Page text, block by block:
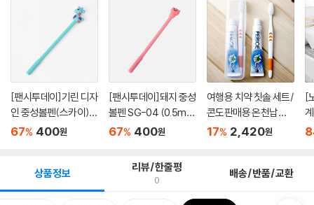
[팬시투데이]기린 디자
인 중성볼펜(스카이)
(0.5...
67% 400원
[팬시투데이]돼지 중성
볼펜 SG-04 (0.5m
m)
67% 400원
여행용 치약 칫솔 세트/
콘도판매용 온천납품
용 ...
17% 2,420원
[
상품정보 리뷰/한줄평
0 배송/반품/교환